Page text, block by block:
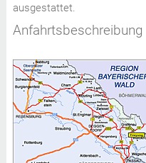
ausgestattet.
Anfahrtsbeschreibung